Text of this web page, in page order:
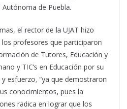
de Puebla.
el rector de la UJAT hizo
profesores que participaron
de Tutores, Educación y
y TIC’s en Educación por su
esfuerzo, “ya que demostraron
conocimientos, pues la
radica en lograr que los